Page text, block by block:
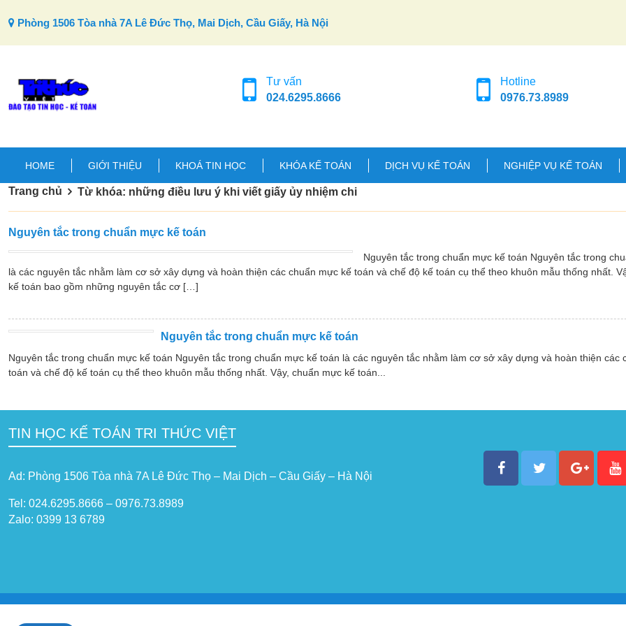
Phòng 1506 Tòa nhà 7A Lê Đức Thọ, Mai Dịch, Cầu Giấy, Hà Nội
Tư vấn
024.6295.8666
Hotline
0976.73.8989
HOME GIỚI THIỆU KHOÁ TIN HỌC KHÓA KẾ TOÁN DỊCH VỤ KẾ TOÁN NGHIỆP VỤ KẾ TOÁN
Trang chủ Từ khóa: những điều lưu ý khi viết giấy ủy nhiệm chi
Nguyên tắc trong chuẩn mực kế toán
Nguyên tắc trong chuẩn mực kế toán Nguyên tắc trong
là các nguyên tắc nhằm làm cơ sở xây dựng và hoàn thiện các chuẩn mực kế toán và chế độ kế toán cụ thể theo khuôn mẫu thống nhất.
kế toán bao gồm những nguyên tắc cơ […]
Nguyên tắc trong chuẩn mực kế toán
Nguyên tắc trong chuẩn mực kế toán Nguyên tắc trong chuẩn mực kế toán là các nguyên tắc nhằm làm cơ sở xây dựng và hoàn thiện các
toán và chế độ kế toán cụ thể theo khuôn mẫu thống nhất. Vậy, chuẩn mực kế toán...
TIN HỌC KẾ TOÁN TRI THỨC VIỆT
Ad: Phòng 1506 Tòa nhà 7A Lê Đức Thọ – Mai Dịch – Cầu Giấy – Hà Nội
Tel: 024.6295.8666 – 0976.73.8989
Zalo: 0399 13 6789